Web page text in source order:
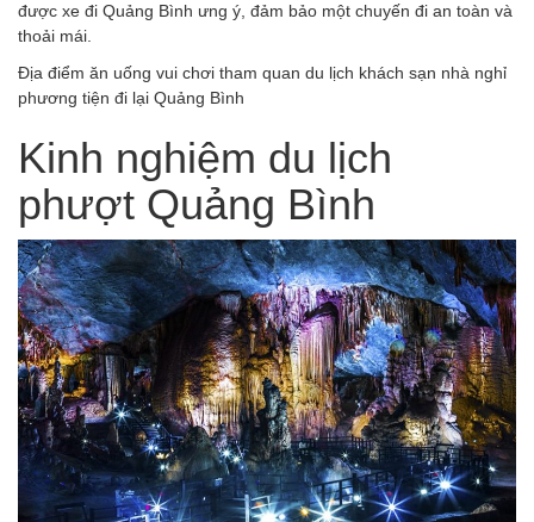
được xe đi Quảng Bình ưng ý, đảm bảo một chuyến đi an toàn và
thoải mái.
Địa điểm ăn uống vui chơi tham quan du lịch khách sạn nhà nghỉ
phương tiện đi lại Quảng Bình
Kinh nghiệm du lịch
phượt Quảng Bình